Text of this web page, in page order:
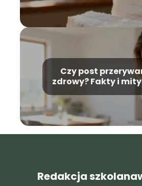
Czy post
zdrowy? Fakty i
Redakcja